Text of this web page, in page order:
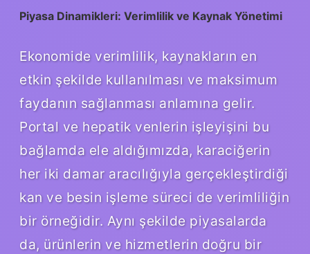
Piyasa Dinamikleri: Verimlilik ve Kaynak Yönetimi
Ekonomide verimlilik, kaynakların en
etkin şekilde kullanılması ve maksimum
faydanın sağlanması anlamına gelir.
Portal ve hepatik venlerin işleyişini bu
bağlamda ele aldığımızda, karaciğerin
her iki damar aracılığıyla gerçekleştirdiği
kan ve besin işleme süreci de verimliliğin
bir örneğidir. Aynı şekilde piyasalarda
da, ürünlerin ve hizmetlerin doğru bir